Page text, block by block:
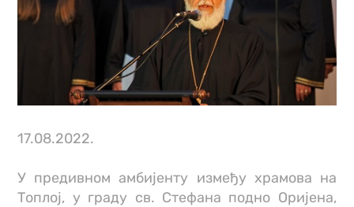
17.08.2022.
У предивном амбијенту између храмова на
Топлој, у граду св. Стефана подно Оријена,